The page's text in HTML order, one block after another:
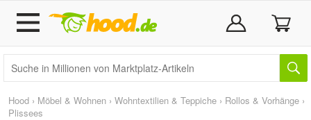
Hood › Möbel & Wohnen › Wohntextilien & Teppiche › Rollos & Vorhänge ›
Plissees